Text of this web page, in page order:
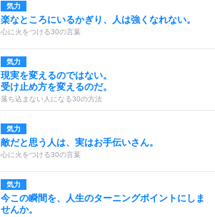
気力
楽なところにいるかぎり、人は強くなれない。
心に火をつける30の言葉
気力
現実を変えるのではない。
受け止め方を変えるのだ。
落ち込まない人になる30の方法
気力
敵だと思う人は、実はお手伝いさん。
心に火をつける30の言葉
気力
今この瞬間を、人生のターニングポイントにしま
せんか。